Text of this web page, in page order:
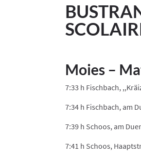
Moies –
7:33 h Fischbach,
7:34 h Fischbach, am
7:39 h Schoos, am
7:41 h Schoos,